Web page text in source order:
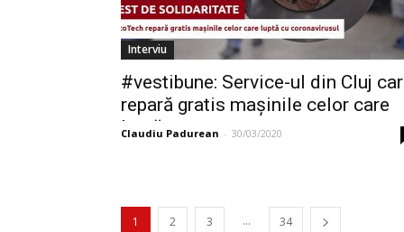
Interviu
#vestibune: Service-ul din Cluj
repară gratis mașinile celor care
luptă...
Claudiu Padurean - 30/03/2020
1 2 3 ... 34